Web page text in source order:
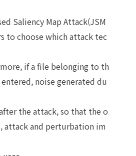
Saliency Map Attack(JSM
to choose which attack tec
if a file belonging to th
noise generated du
the attack, so that the o
attack and perturbation im